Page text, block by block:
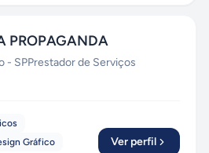
PROPAGANDA
- SPPrestador de Serviços
Gráfico
Ver perfil